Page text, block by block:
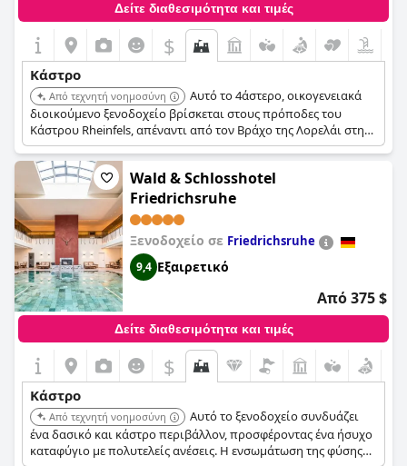
Δείτε διαθεσιμότητα και τιμές
$
Κάστρο
Από τεχνητή νοημοσύνη
Αυτό το 4άστερο, οικογενειακά
διοικούμενο ξενοδοχείο βρίσκεται στους πρόποδες του
Κάστρου Rheinfels, απέναντι από τον Βράχο της Λορελάι στην
Κοιλάδα του Μέσου Ρήνου. Προσφέρει ποικιλία τύπων
δωματίων, πολλά εστιατόρια στις εγκαταστάσεις και χώρο
σπα με εσωτερική πισίνα και σάουνα.
Wald & Schlosshotel
Friedrichsruhe
Ξενοδοχείο σε Friedrichsruhe
9,4 Εξαιρετικό
Από 375 $
Δείτε διαθεσιμότητα και τιμές
$
Κάστρο
Από τεχνητή νοημοσύνη
Αυτό το ξενοδοχείο συνδυάζει
ένα δασικό και κάστρο περιβάλλον, προσφέροντας ένα ήσυχο
καταφύγιο με πολυτελείς ανέσεις. Η ενσωμάτωση της φύσης